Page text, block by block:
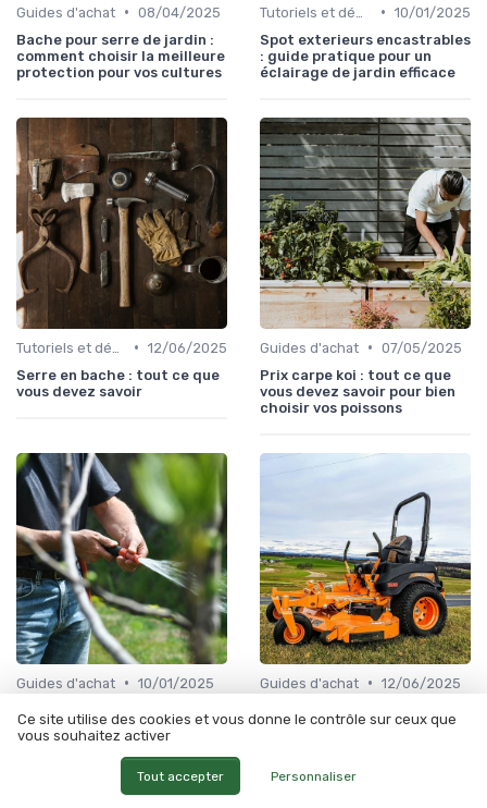
Guides d'achat • 08/04/2025
Bache pour serre de jardin :
comment choisir la meilleure
protection pour vos cultures
• 10/01/2025
Spot exterieurs encastrables
: guide pratique pour un
éclairage de jardin efficace
• 12/06/2025
Serre en bache : tout ce que
vous devez savoir
Guides d'achat • 07/05/2025
Prix carpe koi : tout ce que
vous devez savoir pour bien
choisir vos poissons
Guides d'achat • 10/01/2025
faut savoir pour choisir la
meilleure couverture pour
Guides d'achat • 12/06/2025
complet pour bien nourrir vos
Ce site utilise des cookies et vous donne le contrôle sur ceux que
vous souhaitez activer
Tout accepter Personnaliser